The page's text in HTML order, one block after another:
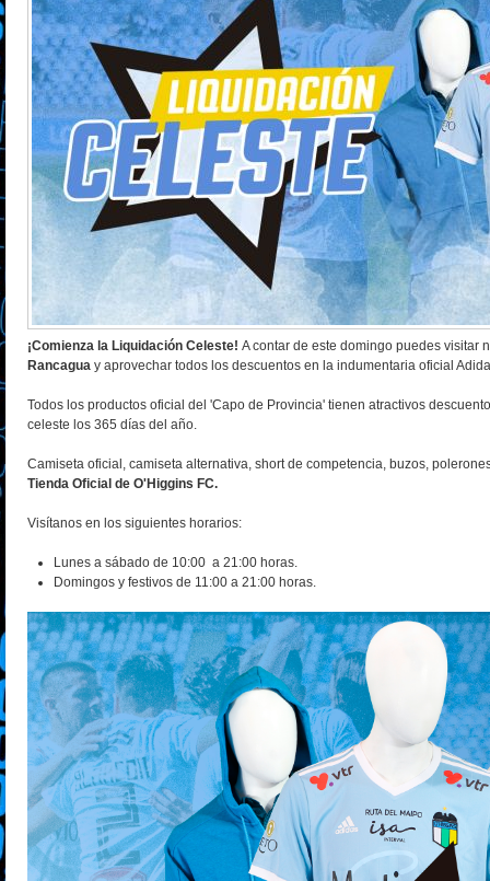
¡Comienza la Liquidación Celeste! A contar de este domingo puedes visitar
Rancagua y aprovechar todos los descuentos en la indumentaria oficial
Todos los productos oficial del 'Capo de Provincia' tienen atractivos
celeste los 365 días del año.
Camiseta oficial, camiseta alternativa, short de competencia, buzos,
Tienda Oficial de O'Higgins FC.
Visítanos en los siguientes horarios:
Lunes a sábado de 10:00 a 21:00 horas.
Domingos y festivos de 11:00 a 21:00 horas.